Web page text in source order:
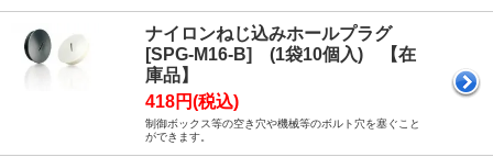
ナイロンねじ込みホールプラグ
[SPG-M16-B] (1袋10個入) 【在
庫品】
418円(税込)
制御ボックス等の空き穴や機械等のボルト穴を塞ぐこと
ができます。